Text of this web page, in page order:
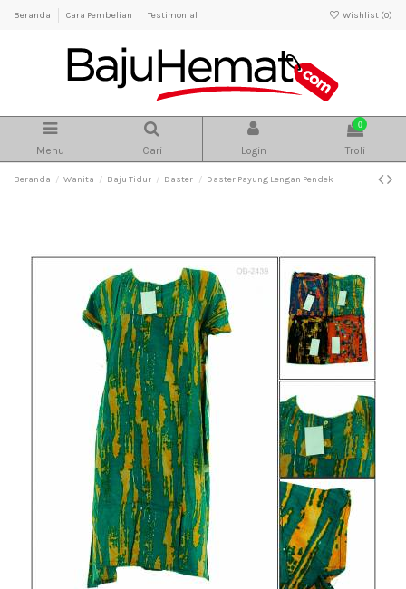
Beranda Cara Pembelian Testimonial Wishlist (0)
Menu Cari Login
0
Troli
Beranda Wanita Baju Tidur Daster Daster Payung Lengan Pendek